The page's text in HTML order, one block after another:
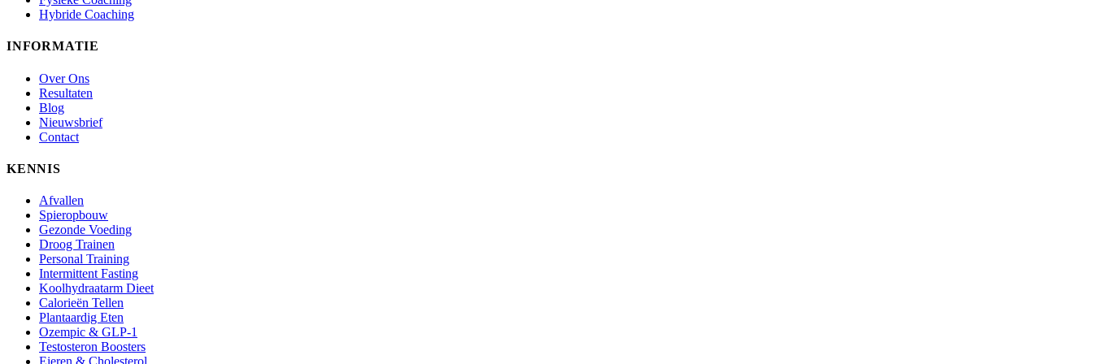
Hybride Coaching
INFORMATIE
Over Ons
Resultaten
Blog
Nieuwsbrief
Contact
KENNIS
Afvallen
Spieropbouw
Gezonde Voeding
Droog Trainen
Personal Training
Intermittent Fasting
Koolhydraatarm Dieet
Calorieën Tellen
Plantaardig Eten
Ozempic & GLP-1
Testosteron Boosters
Eieren & Cholesterol